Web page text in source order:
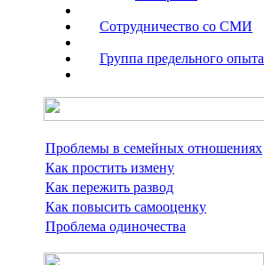
Сотрудничество со СМИ
Группа предельного опыта
Проблемы в семейных отношениях
Как простить измену
Как пережить развод
Как повысить самооценку
Проблема одиночества